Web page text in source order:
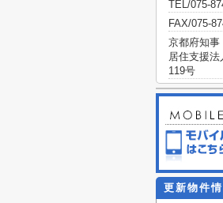
TEL/075-
FAX/075-
京都府知事
居住支援
119号
更新物件情